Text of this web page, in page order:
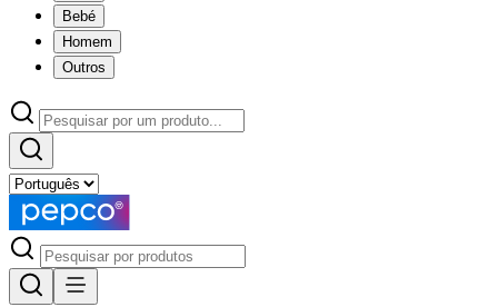
Bebé
Homem
Outros